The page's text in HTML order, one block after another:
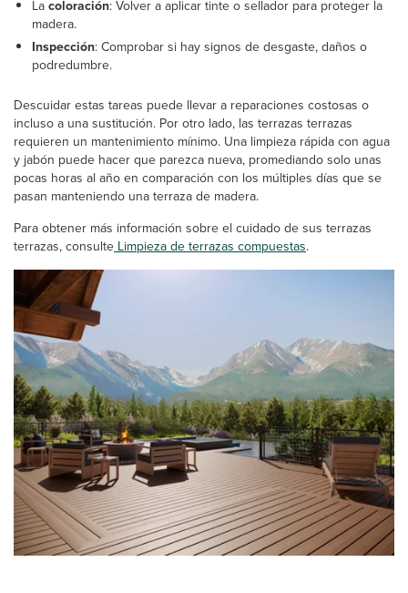
La coloración: Volver a aplicar tinte o sellador para proteger la
madera.
Inspección: Comprobar si hay signos de desgaste, daños o
podredumbre.
Descuidar estas tareas puede llevar a reparaciones costosas o
incluso a una sustitución. Por otro lado, las terrazas terrazas
requieren un mantenimiento mínimo. Una limpieza rápida con agua
y jabón puede hacer que parezca nueva, promediando solo unas
pocas horas al año en comparación con los múltiples días que se
pasan manteniendo una terraza de madera.
Para obtener más información sobre el cuidado de sus terrazas
terrazas, consulteLimpieza de terrazas compuestas.